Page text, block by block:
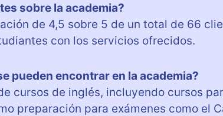
sobre la academia?
de 4,5 sobre 5 de un total de 66
con los servicios ofrecidos.
pueden encontrar en la academia?
cursos de inglés, incluyendo cursos
preparación para exámenes como el